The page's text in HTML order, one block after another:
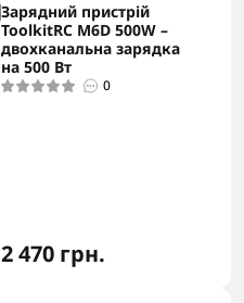
Зарядний пристрій
ToolkitRC M6D 500W –
двохканальна зарядка
на 500 Вт
0
2 470 грн.